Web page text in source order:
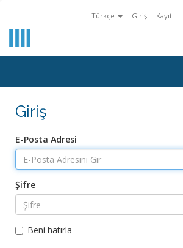
Türkçe Giriş Kayıt
Giriş
E-Posta Adresi
Şifre
Beni hatırla